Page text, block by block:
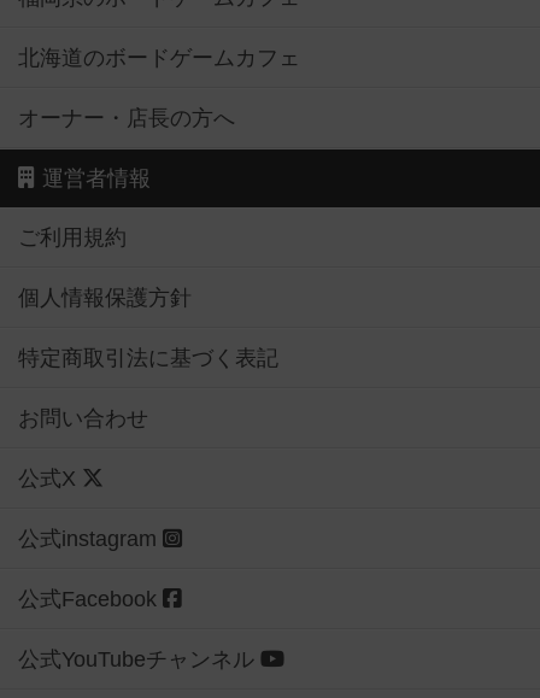
北海道のボードゲームカフェ
オーナー・店長の方へ
運営者情報
ご利用規約
個人情報保護方針
特定商取引法に基づく表記
お問い合わせ
公式X
公式instagram
公式Facebook
公式YouTubeチャンネル